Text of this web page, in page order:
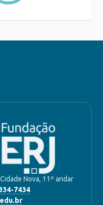
Nova, 11º andar
7434